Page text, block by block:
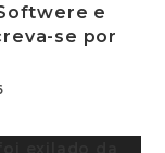
e
se por